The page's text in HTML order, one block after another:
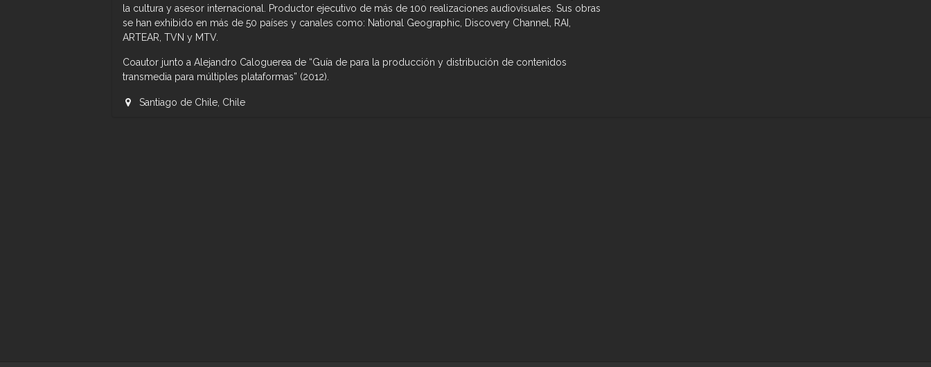
la cultura y asesor internacional. Productor ejecutivo de más de 100 realizaciones audiovisuales. Sus obras
se han exhibido en más de 50 países y canales como: National Geographic, Discovery Channel, RAI,
ARTEAR, TVN y MTV.
Coautor junto a Alejandro Caloguerea de “Guía de para la producción y distribución de contenidos
transmedia para múltiples plataformas” (2012).
Santiago de Chile, Chile